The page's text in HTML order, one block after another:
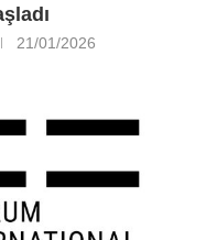
21/01/2026